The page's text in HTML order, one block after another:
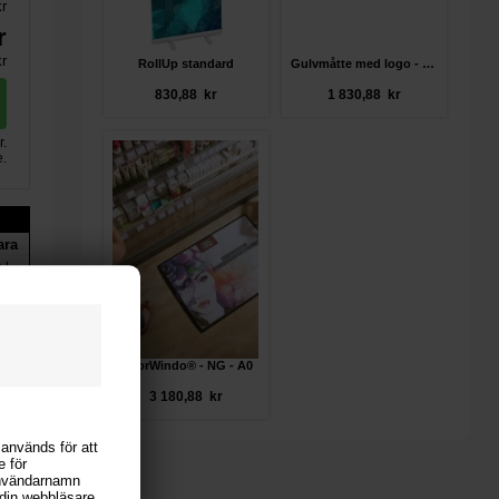
för att
för
kr
RollUp standard
830,88 kr
Gulvmåtte med logo - standard
1 830,88 kr
FloorWindo® - NG - A0
3 180,88 kr